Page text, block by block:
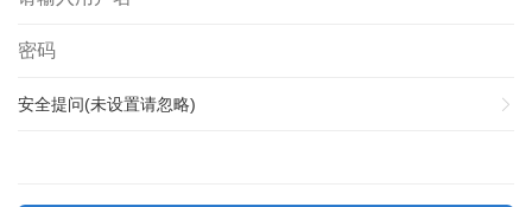
安全提问(未设置请忽略)